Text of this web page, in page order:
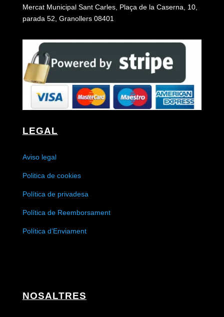
Mercat Municipal Sant Carles, Plaça de la Caserna, 10,
parada 52, Granollers 08401
LEGAL
Aviso legal
Politica de cookies
Política de privadesa
Política de Reemborsament
Política d’Enviament
NOSALTRES